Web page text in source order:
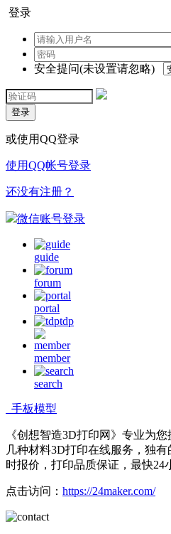
登录
安全提问(未设置请忽略)
登录
或使用QQ登录
使用QQ帐号登录
还没有注册？
微信账号登录
guide
forum
portal
tdp
member
search
手板模型
《创想智造3D打印网》专业为
几种材料3D打印在线服务，独
时报价，打印品质保证，最快24
点击访问： https://24maker.com/